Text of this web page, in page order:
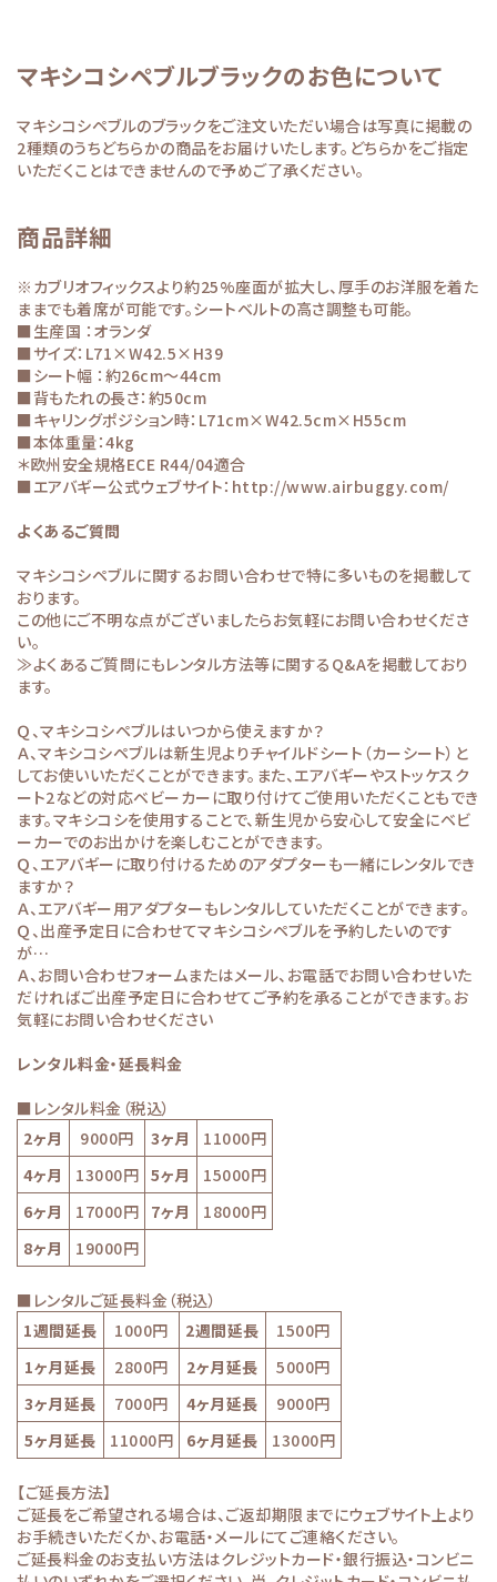
マキシコシペブルブラックのお色について
マキシコシペブルのブラックをご注文いただい場合は写真に掲載の
2種類のうちどちらかの商品をお届けいたします。どちらかをご指定
いただくことはできませんので予めご了承ください。
商品詳細
※カブリオフィックスより約25%座面が拡大し、厚手のお洋服を着た
ままでも着席が可能です。シートベルトの高さ調整も可能。
■生産国 ：オランダ
■サイズ：L71×W42.5×H39
■シート幅 ：約26cm～44cm
■背もたれの長さ：約50cm
■キャリングポジション時：L71cm×W42.5cm×H55cm
■本体重量：4kg
＊欧州安全規格ECE R44/04適合
■エアバギー公式ウェブサイト： http://www.airbuggy.com/
よくあるご質問
マキシコシペブルに関するお問い合わせで特に多いものを掲載して
おります。
この他にご不明な点がございましたらお気軽にお問い合わせくださ
い。
≫よくあるご質問にもレンタル方法等に関するQ&Aを掲載しており
ます。
Ｑ、マキシコシペブルはいつから使えますか？
Ａ、マキシコシペブルは新生児よりチャイルドシート（カーシート）と
してお使いいただくことができます。また、エアバギーやストッケスク
ート2などの対応ベビーカーに取り付けてご使用いただくこともでき
ます。マキシコシを使用することで、新生児から安心して安全にベビ
ーカーでのお出かけを楽しむことができます。
Ｑ、エアバギーに取り付けるためのアダプターも一緒にレンタルでき
ますか？
Ａ、エアバギー用アダプターもレンタルしていただくことができます。
Ｑ、出産予定日に合わせてマキシコシペブルを予約したいのです
が…
Ａ、お問い合わせフォームまたはメール、お電話でお問い合わせいた
だければご出産予定日に合わせてご予約を承ることができます。お
気軽にお問い合わせください
レンタル料金・延長料金
■レンタル料金（税込）
2ヶ月
9000円 3ヶ月
11000円
4ヶ月
13000円 5ヶ月
15000円
6ヶ月
17000円 7ヶ月
18000円
8ヶ月
19000円
■レンタルご延長料金（税込）
1週間延長
1000円 2週間延長
1500円
1ヶ月延長
2800円 2ヶ月延長
5000円
3ヶ月延長
7000円 4ヶ月延長
9000円
5ヶ月延長
11000円 6ヶ月延長 13000円
【ご延長方法】
ご延長をご希望される場合は、ご返却期限までにウェブサイト上より
お手続きいただくか、お電話・メールにてご連絡ください。
ご延長料金のお支払い方法はクレジットカード・銀行振込・コンビニ